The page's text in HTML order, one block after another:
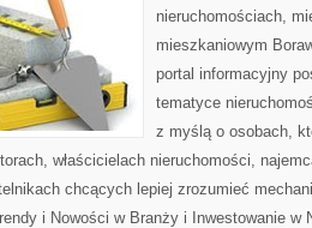
nieruchomościach,
mieszkaniowym
portal informacyjny
tematyce
z myślą o osobach,
właścicielach nieruchomości,
chcących lepiej zrozumieć
i Nowości w Branży i Inwestowanie w